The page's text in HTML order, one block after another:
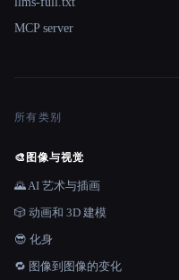
MCP server
所有类别
🎨 图像与视觉
🌄 AI 艺术与插画
🎲 动画和 3D 建模
😎 化身
🔁 图像到图像的变化